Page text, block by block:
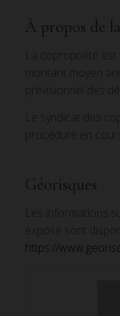
À propos de
La copropriété
montant moyen
prévisionnel des
Le syndicat des
Géorisques
Les informations
exposé sont
https://